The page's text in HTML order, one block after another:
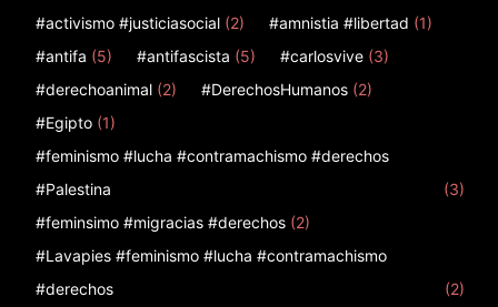
#activismo #justiciasocial (2) #amnistia #libertad (1)
#antifa (5) #antifascista (5) #carlosvive (3)
#derechoanimal (2) #DerechosHumanos (2)
#Egipto (1)
#feminismo #lucha #contramachismo #derechos
#Palestina
(3)
#feminsimo #migracias #derechos (2)
#Lavapies #feminismo #lucha #contramachismo
#derechos
(2)